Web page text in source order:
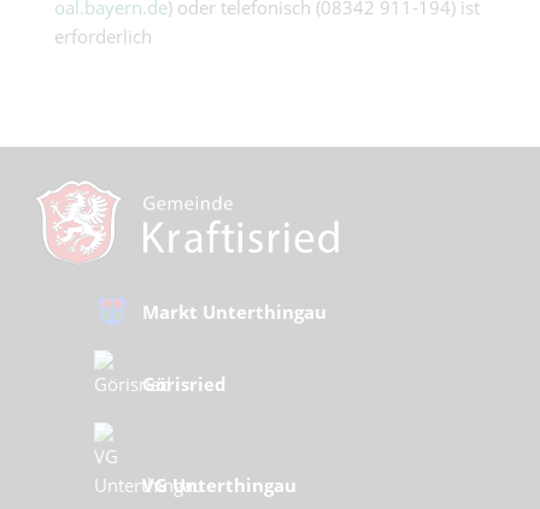
oal.bayern.de) oder telefonisch (08342 911-194) ist
erforderlich
Markt Unterthingau
Görisried
VG Unterthingau